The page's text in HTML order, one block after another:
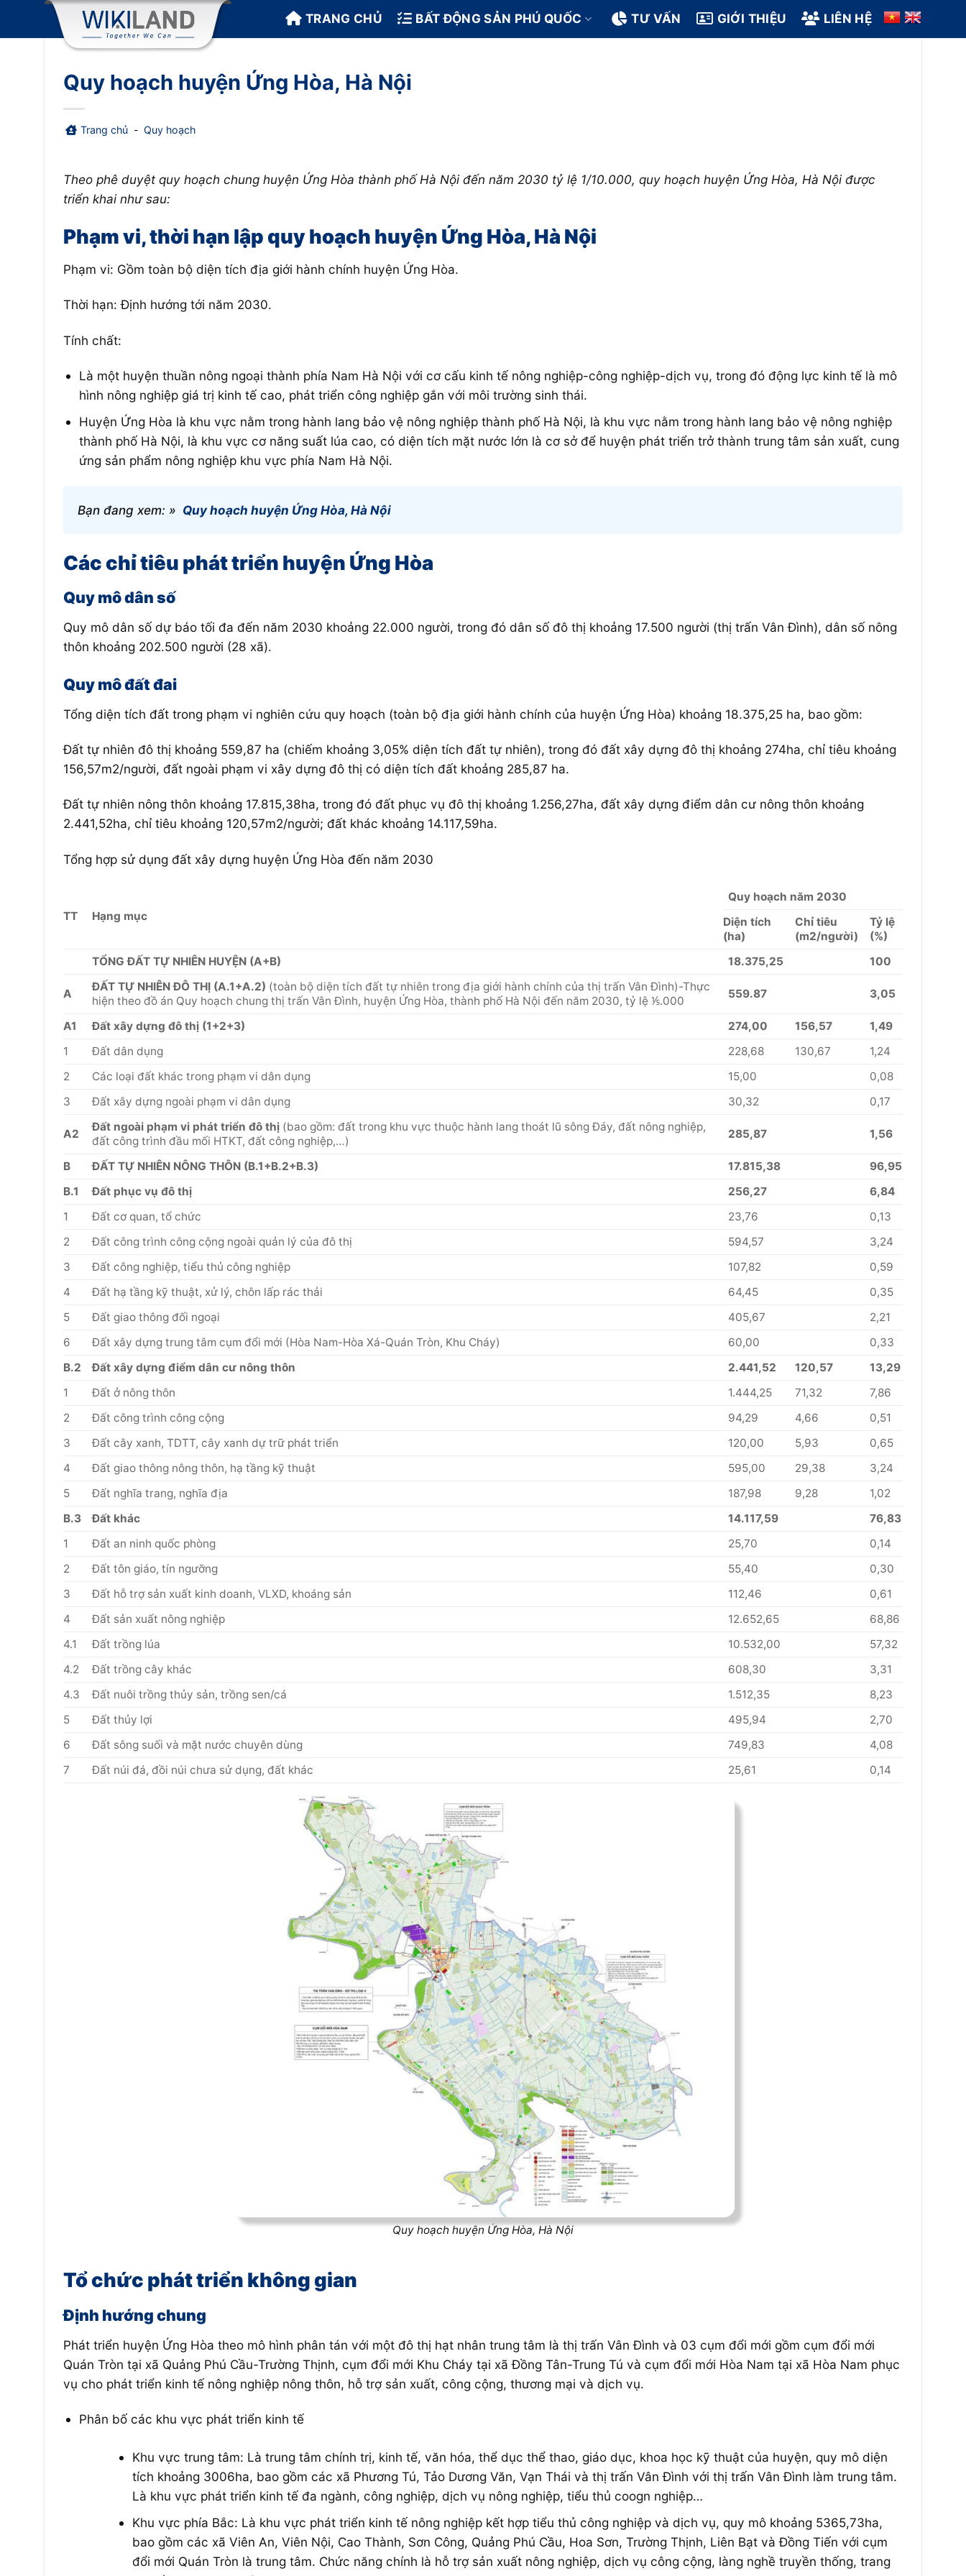
TRANG CHỦ BẤT ĐỘNG SẢN PHÚ QUỐC TƯ VẤN GIỚI THIỆU LIÊN HỆ
Quy hoạch huyện Ứng Hòa, Hà Nội
Trang chủ - Quy hoạch
Theo phê duyệt quy hoạch chung huyện Ứng Hòa thành phố Hà Nội đến năm 2030 tỷ lệ 1/10.000, quy hoạch huyện Ứng Hòa, Hà Nội được
triển khai như sau:
Phạm vi, thời hạn lập quy hoạch huyện Ứng Hòa, Hà Nội
Phạm vi: Gồm toàn bộ diện tích địa giới hành chính huyện Ứng Hòa.
Thời hạn: Định hướng tới năm 2030.
Tính chất:
Là một huyện thuần nông ngoại thành phía Nam Hà Nội với cơ cấu kinh tế nông nghiệp-công nghiệp-dịch vụ, trong đó động lực kinh tế là mô
hình nông nghiệp giá trị kinh tế cao, phát triển công nghiệp gắn với môi trường sinh thái.
Huyện Ứng Hòa là khu vực nằm trong hành lang bảo vệ nông nghiệp thành phố Hà Nội, là khu vực nằm trong hành lang bảo vệ nông nghiệp
thành phố Hà Nội, là khu vực cơ năng suất lúa cao, có diện tích mặt nước lớn là cơ sở để huyện phát triển trở thành trung tâm sản xuất, cung
ứng sản phẩm nông nghiệp khu vực phía Nam Hà Nội.
Bạn đang xem: » Quy hoạch huyện Ứng Hòa, Hà Nội
Các chỉ tiêu phát triển huyện Ứng Hòa
Quy mô dân số
Quy mô dân số dự báo tối đa đến năm 2030 khoảng 22.000 người, trong đó dân số đô thị khoảng 17.500 người (thị trấn Vân Đình), dân số nông
thôn khoảng 202.500 người (28 xã).
Quy mô đất đai
Tổng diện tích đất trong phạm vi nghiên cứu quy hoạch (toàn bộ địa giới hành chính của huyện Ứng Hòa) khoảng 18.375,25 ha, bao gồm:
Đất tự nhiên đô thị khoảng 559,87 ha (chiếm khoảng 3,05% diện tích đất tự nhiên), trong đó đất xây dựng đô thị khoảng 274ha, chỉ tiêu khoảng
156,57m2/người, đất ngoài phạm vi xây dựng đô thị có diện tích đất khoảng 285,87 ha.
Đất tự nhiên nông thôn khoảng 17.815,38ha, trong đó đất phục vụ đô thị khoảng 1.256,27ha, đất xây dựng điểm dân cư nông thôn khoảng
2.441,52ha, chỉ tiêu khoảng 120,57m2/người; đất khác khoảng 14.117,59ha.
Tổng hợp sử dụng đất xây dựng huyện Ứng Hòa đến năm 2030
TT Hạng mục
Quy hoạch năm 2030
Diện tích
(ha)
Chỉ tiêu
(m2/người)
Tỷ lệ
(%)
TỔNG ĐẤT TỰ NHIÊN HUYỆN (A+B)
18.375,25 100
A
ĐẤT TỰ NHIÊN ĐÔ THỊ (A.1+A.2) (toàn bộ diện tích đất tự nhiên trong địa giới hành chính của thị trấn Vân Đình)-Thực
hiện theo đồ án Quy hoạch chung thị trấn Vân Đình, huyện Ứng Hòa, thành phố Hà Nội đến năm 2030, tỷ lệ ⅕.000
559.87 3,05
A1 Đất xây dựng đô thị (1+2+3) 274,00 156,57
1,49
1
Đất dân dụng 228,68 130,67
1,24
2
Các loại đất khác trong phạm vi dân dụng 15,00
0,08
3
Đất xây dựng ngoài phạm vi dân dụng 30,32 0,17
A2
Đất ngoài phạm vi phát triển đô thị (bao gồm: đất trong khu vực thuộc hành lang thoát lũ sông Đáy, đất nông nghiệp,
đất công trình đầu mối HTKT, đất công nghiệp,…)
285,87 1,56
B ĐẤT TỰ NHIÊN NÔNG THÔN (B.1+B.2+B.3) 17.815,38
96,95
B.1
Đất phục vụ đô thị 256,27
6,84
1
Đất cơ quan, tổ chức 23,76
0,13
2
Đất công trình công cộng ngoài quản lý của đô thị 594,57
3,24
3
Đất công nghiệp, tiểu thủ công nghiệp 107,82
0,59
4
Đất hạ tầng kỹ thuật, xử lý, chôn lấp rác thải 64,45
0,35
5
Đất giao thông đối ngoại 405,67
2,21
6
Đất xây dựng trung tâm cụm đổi mới (Hòa Nam-Hòa Xá-Quán Tròn, Khu Cháy) 60,00
0,33
B.2
Đất xây dựng điểm dân cư nông thôn 2.441,52 120,57
13,29
1
Đất ở nông thôn 1.444,25 71,32
7,86
2
Đất công trình công cộng 94,29 4,66
0,51
3
Đất cây xanh, TDTT, cây xanh dự trữ phát triển 120,00 5,93
0,65
4
Đất giao thông nông thôn, hạ tầng kỹ thuật 595,00 29,38
3,24
5
Đất nghĩa trang, nghĩa địa 187,98 9,28
1,02
B.3
Đất khác 14.117,59
76,83
1
Đất an ninh quốc phòng 25,70
0,14
2
Đất tôn giáo, tín ngưỡng 55,40
0,30
3
Đất hỗ trợ sản xuất kinh doanh, VLXD, khoáng sản 112,46
0,61
4
Đất sản xuất nông nghiệp 12.652,65
68,86
4.1
Đất trồng lúa 10.532,00
57,32
4.2
Đất trồng cây khác 608,30
3,31
4.3
Đất nuôi trồng thủy sản, trồng sen/cá 1.512,35
8,23
5
Đất thủy lợi 495,94
2,70
6
Đất sông suối và mặt nước chuyên dùng 749,83
4,08
7
Đất núi đá, đồi núi chưa sử dụng, đất khác 25,61 0,14
Quy hoạch huyện Ứng Hòa, Hà Nội
Tổ chức phát triển không gian
Định hướng chung
Phát triển huyện Ứng Hòa theo mô hình phân tán với một đô thị hạt nhân trung tâm là thị trấn Vân Đình và 03 cụm đổi mới gồm cụm đổi mới
Quán Tròn tại xã Quảng Phú Cầu-Trường Thịnh, cụm đổi mới Khu Cháy tại xã Đồng Tân-Trung Tú và cụm đổi mới Hòa Nam tại xã Hòa Nam phục
vụ cho phát triển kinh tế nông nghiệp nông thôn, hỗ trợ sản xuất, công cộng, thương mại và dịch vụ.
Phân bố các khu vực phát triển kinh tế
Khu vực trung tâm: Là trung tâm chính trị, kinh tế, văn hóa, thể dục thể thao, giáo dục, khoa học kỹ thuật của huyện, quy mô diện
tích khoảng 3006ha, bao gồm các xã Phương Tú, Tảo Dương Văn, Vạn Thái và thị trấn Vân Đình với thị trấn Vân Đình làm trung tâm.
Là khu vực phát triển kinh tế đa ngành, công nghiệp, dịch vụ nông nghiệp, tiểu thủ coogn nghiệp…
Khu vực phía Bắc: Là khu vực phát triển kinh tế nông nghiệp kết hợp tiểu thủ công nghiệp và dịch vụ, quy mô khoảng 5365,73ha,
bao gồm các xã Viên An, Viên Nội, Cao Thành, Sơn Công, Quảng Phú Cầu, Hoa Sơn, Trường Thịnh, Liên Bạt và Đồng Tiến với cụm
đổi mới Quán Tròn là trung tâm. Chức năng chính là hỗ trợ sản xuất nông nghiệp, dịch vụ công cộng, làng nghề truyền thống, trang